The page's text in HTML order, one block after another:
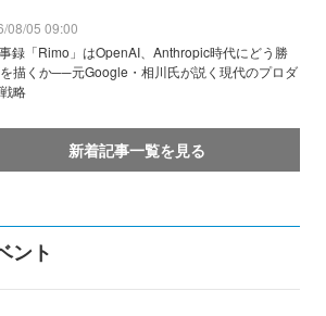
08/05 09:00
録「Rimo」はOpenAI、Anthropic時代にどう勝
描くか──元Google・相川氏が説く現代のプロダ
略
新着記事一覧を見る
ント